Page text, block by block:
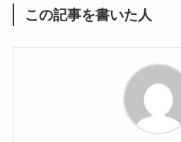
この記事を書いた人